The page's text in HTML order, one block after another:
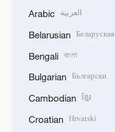
Arabic العربية
Belarusian Беларуская
Bengali বাংলা
Bulgarian Български
Cambodian ខ្មែរ
Croatian Hrvatski